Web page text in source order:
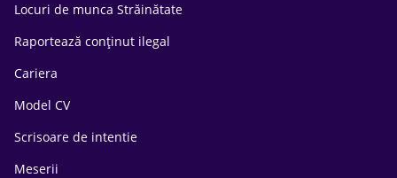
Locuri de munca Străinătate
Raportează conținut ilegal
Cariera
Model CV
Scrisoare de intentie
Meserii